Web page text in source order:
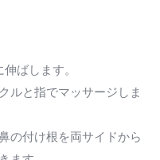
ばします。
ルと指でマッサージしま
の付け根を両サイドから